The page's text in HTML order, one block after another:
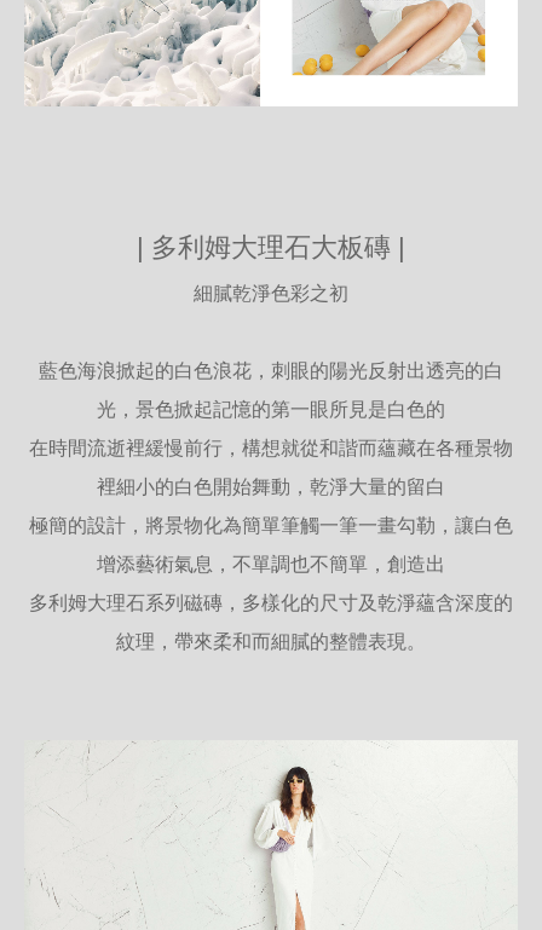
多利姆大理石大板磚
細膩乾淨色彩之初
藍色海浪掀起的白色浪花，刺眼的陽光反射出透亮的白
光，景色掀起記憶的第一眼所見是白色的
在時間流逝裡緩慢前行，構想就從和諧而蘊藏在各種景物
裡細小的白色開始舞動，乾淨大量的留白
極簡的設計，將景物化為簡單筆觸一筆一畫勾勒，讓白色
增添藝術氣息，不單調也不簡單，創造出
多利姆大理石系列磁磚，多樣化的尺寸及乾淨蘊含深度的
紋理，帶來柔和而細膩的整體表現。